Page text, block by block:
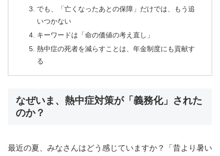
でも、「亡くなったあとの保障」だけでは、もう追
いつかない
キーワードは「命の価値の考え直し」
熱中症の死者を減らすことは、年金制度にも貢献す
る
なぜいま、熱中症対策が「義務化」された
のか？
最近の夏、みなさんはどう感じていますか？「昔より暑い